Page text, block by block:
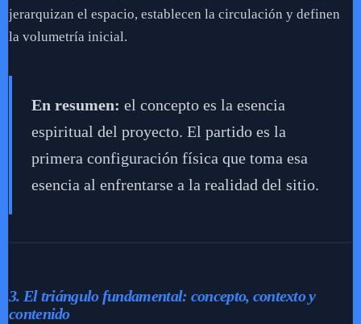
jerarquizan el espacio, establecen la circulación y definen
la volumetría inicial.
En resumen: el concepto es la esencia
espiritual del proyecto. El partido es la
primera configuración física que toma esa
esencia al enfrentarse a la realidad del sitio.
3. El triángulo fundamental: concepto, contexto y
contenido